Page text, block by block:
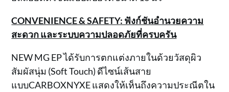
CONVENIENCE & SAFETY: ฟังก์ชันอำนวยความ
สะดวก และระบบความปลอดภัยที่ครบครัน
NEW MG EP ได้รับการตกแต่งภายในด้วยวัสดุผิว
สัมผัสนุ่ม (Soft Touch) ดีไซน์เส้นสาย
แบบCARBOXNYXE แสดงให้เห็นถึงความประณีตใน